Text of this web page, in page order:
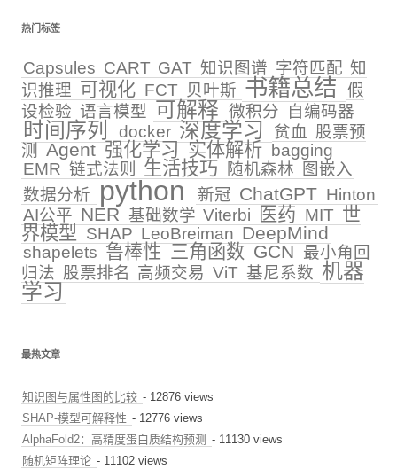
热门标签
Capsules CART GAT 知识图谱 字符匹配 知
识推理 可视化 FCT 贝叶斯 书籍总结
假
设检验 语言模型 可解释 微积分 自编码器
时间序列 docker 深度学习 贫血
股票预
测
Agent强化学习实体解析 bagging
EMR 链式法则 生活技巧 随机森林
图嵌入
数据分析
python 新冠 ChatGPT Hinton
AI公平 NER 基础数学 Viterbi 医药 MIT 世
界模型
SHAP LeoBreiman DeepMind
shapelets 鲁棒性 三角函数 GCN 最小角回
归法 股票排名 高频交易 ViT 基尼系数 机器
学习
最热文章
知识图与属性图的比较 - 12876 views
SHAP-模型可解释性 - 12776 views
AlphaFold2：高精度蛋白质结构预测 - 11130 views
随机矩阵理论 - 11102 views